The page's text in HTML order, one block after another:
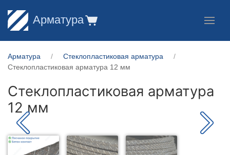
Арматура
Арматура
Стеклопластиковая арматура
Стеклопластиковая арматура 12 мм
Стеклопластиковая арматура
12 мм